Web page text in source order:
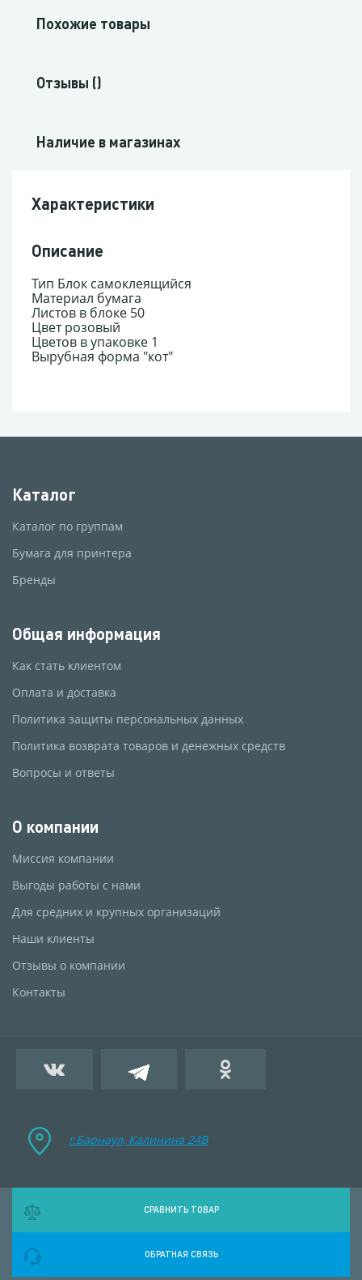
Похожие товары
Отзывы ()
Наличие в магазинах
Характеристики
Описание
Тип Блок самоклеящийся
Материал бумага
Листов в блоке 50
Цвет розовый
Цветов в упаковке 1
Вырубная форма "кот"
Каталог
Каталог по группам
Бумага для принтера
Бренды
Общая информация
Как стать клиентом
Оплата и доставка
Политика защиты персональных данных
Политика возврата товаров и денежных средств
Вопросы и ответы
О компании
Миссия компании
Выгоды работы с нами
Для средних и крупных организаций
Наши клиенты
Отзывы о компании
Контакты
г.Барнаул, Калинина 24B
СРАВНИТЬ ТОВАР
ОБРАТНАЯ СВЯЗЬ